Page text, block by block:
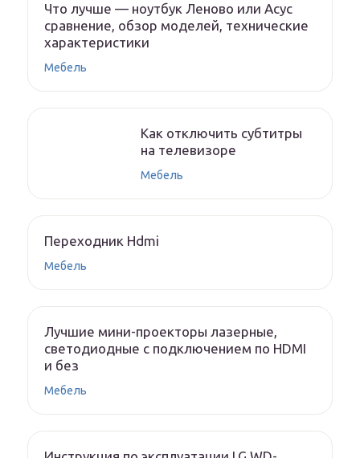
Что лучше — ноутбук Леново или Асус
сравнение, обзор моделей, технические
характеристики
Мебель
Как отключить субтитры
на телевизоре
Мебель
Переходник Hdmi
Мебель
Лучшие мини-проекторы лазерные,
светодиодные с подключением по HDMI
и без
Мебель